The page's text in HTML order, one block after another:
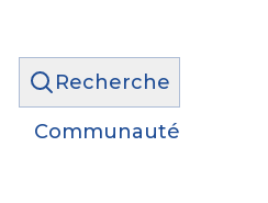
Recherche
Communauté